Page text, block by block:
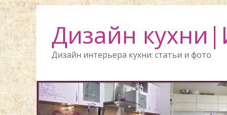
Дизайн
Дизайн интерьера кухни: статьи и фото